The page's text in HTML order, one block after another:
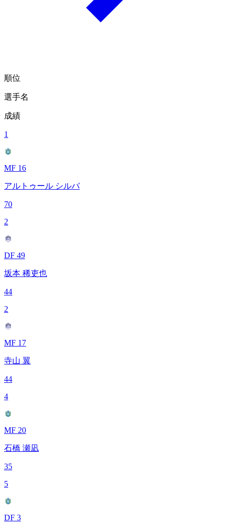
順位
選手名
成績
1
MF 16
アルトゥール シルバ
70
2
DF 49
坂本 稀吏也
44
2
MF 17
寺山 翼
44
4
MF 20
石橋 瀬凪
35
5
DF 3